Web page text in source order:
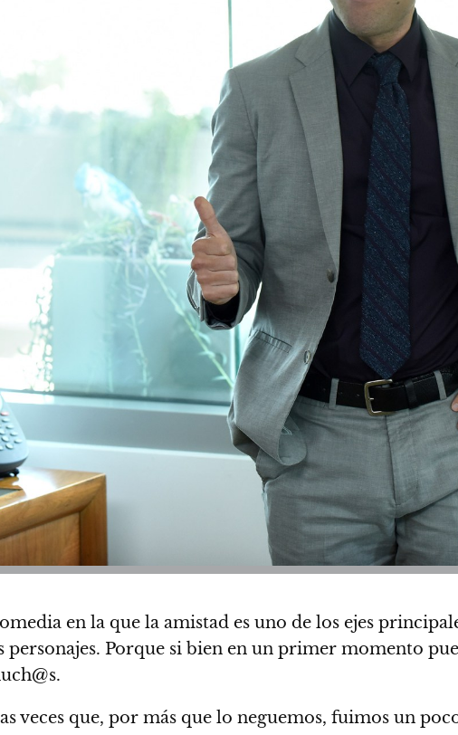
en la que la amistad es uno de los ejes
personajes. Porque si bien en un primer momento
veces que, por más que lo neguemos, fuimos un